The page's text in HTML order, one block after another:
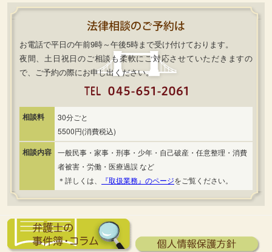
お電話で平日の午前9時～午後5時まで受け付けております。
夜間、土日祝日のご相談も柔軟にご対応させていただきますの
で、ご予約の際にお申し出ください。
相談料
30分ごと
5500円(消費税込)
相談内容 一般民事・家事・刑事・少年・自己破産・任意整理・消費
者被害・労働・医療過誤 など
＊詳しくは、
『取扱業務』のページをご覧ください。